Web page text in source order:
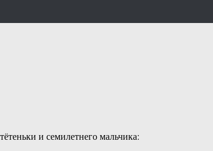
и семилетнего мальчика: